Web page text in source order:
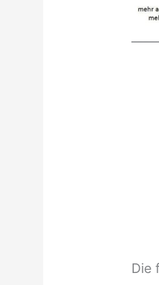
Die